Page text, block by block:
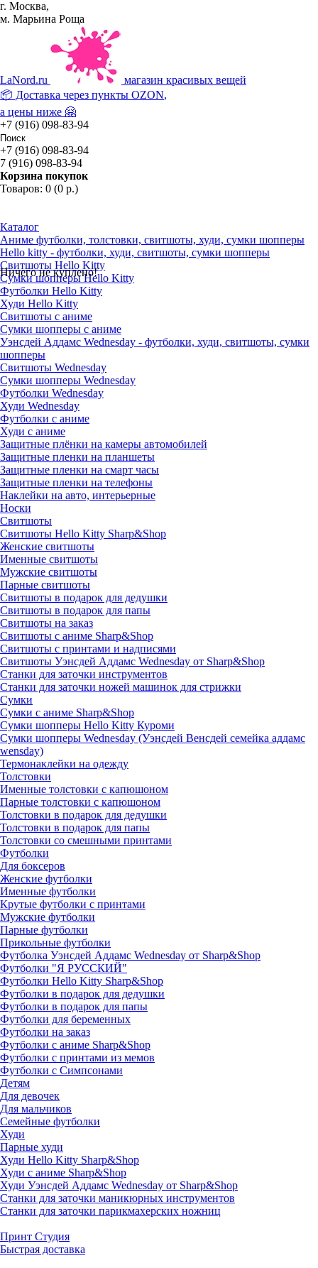
г. Москва,
м. Марьина Роща
LaNord.ru
магазин красивых вещей
📦 Доставка через пункты OZON,
а цены ниже 🤗
+7 (916) 098-83-94
+7 (916) 098-83-94
7 (916) 098-83-94
Корзина покупок
Товаров: 0 (0 р.)
Ничего не куплено!
Каталог
Аниме футболки, толстовки, свитшоты, худи, сумки шопперы
Hello kitty - футболки, худи, свитшоты, сумки шопперы
Свитшоты Hello Kitty
Сумки шопперы Hello Kitty
Футболки Hello Kitty
Худи Hello Kitty
Свитшоты с аниме
Сумки шопперы с аниме
Уэнсдей Аддамс Wednesday - футболки, худи, свитшоты, сумки
шопперы
Свитшоты Wednesday
Сумки шопперы Wednesday
Футболки Wednesday
Худи Wednesday
Футболки с аниме
Худи с аниме
Защитные плёнки на камеры автомобилей
Защитные пленки на планшеты
Защитные пленки на смарт часы
Защитные пленки на телефоны
Наклейки на авто, интерьерные
Носки
Свитшоты
Cвитшоты Hello Kitty Sharp&Shop
Женские свитшоты
Именные свитшоты
Мужские свитшоты
Парные свитшоты
Свитшоты в подарок для дедушки
Свитшоты в подарок для папы
Свитшоты на заказ
Свитшоты с аниме Sharp&Shop
Свитшоты с принтами и надписями
Свитшоты Уэнсдей Аддамс Wednesday от Sharp&Shop
Станки для заточки инструментов
Станки для заточки ножей машинок для стрижки
Сумки
Сумки с аниме Sharp&Shop
Сумки шопперы Hello Kitty Куроми
Сумки шопперы Wednesday (Уэнсдей Венсдей семейка аддамс
wensday)
Термонаклейки на одежду
Толстовки
Именные толстовки с капюшоном
Парные толстовки с капюшоном
Толстовки в подарок для дедушки
Толстовки в подарок для папы
Толстовки со смешными принтами
Футболки
Для боксеров
Женские футболки
Именные футболки
Крутые футболки с принтами
Мужские футболки
Парные футболки
Прикольные футболки
Футболка Уэнсдей Аддамс Wednesday от Sharp&Shop
Футболки "Я РУССКИЙ"
Футболки Hello Kitty Sharp&Shop
Футболки в подарок для дедушки
Футболки в подарок для папы
Футболки для беременных
Футболки на заказ
Футболки с аниме Sharp&Shop
Футболки с принтами из мемов
Футболки с Симпсонами
Детям
Для девочек
Для мальчиков
Семейные футболки
Худи
Парные худи
Худи Hello Kitty Sharp&Shop
Худи с аниме Sharp&Shop
Худи Уэнсдей Аддамс Wednesday от Sharp&Shop
Станки для заточки маникюрных инструментов
Станки для заточки парикмахерских ножниц
Принт Студия
Быстрая доставка